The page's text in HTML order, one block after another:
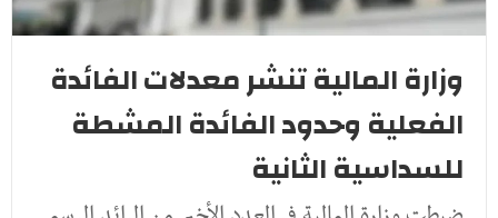
وزارة المالية تنشر معدلات الفائدة
الفعلية وحدود الفائدة المشطة
للسداسية الثانية